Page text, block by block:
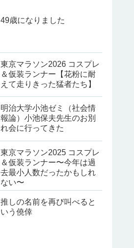
49歳になりました
東京マラソン2026 コスプレ
＆仮装ランナー【花粉に耐
えて走りきった猛者たち】
明治大学小池ゼミ（社会情
報論）小池保夫先生のお別
れ会に行ってきた
東京マラソン2025 コスプレ
＆仮装ランナー〜今年は過
去最小人数だったかもしれ
ない〜
推しの名前を再び叫べると
いう僥倖